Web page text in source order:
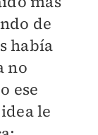
de
había
no
ese
le